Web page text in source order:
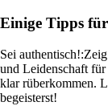
Einige Tipps
Sei authentisch!:
und Leidenschaft
klar rüberkommen.
begeisterst!